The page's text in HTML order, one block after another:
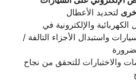
لتحديد الأعطال
الكهربائية والإلكترونية في
واستبدال الأجزاء التالفة /
والاختبارات للتحقق من نجاح